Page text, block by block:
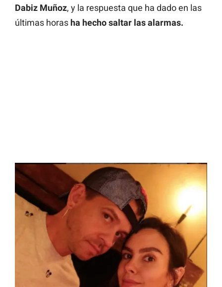
Dabiz Muñoz, y la respuesta que ha dado en las
últimas horas ha hecho saltar las alarmas.